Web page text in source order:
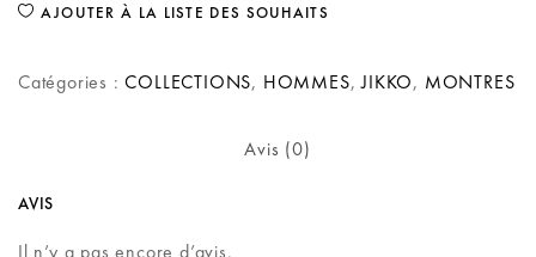
AJOUTER À LA LISTE DES SOUHAITS
Catégories :COLLECTIONS, HOMMES,JIKKO, MONTRES
Avis (0)
AVIS